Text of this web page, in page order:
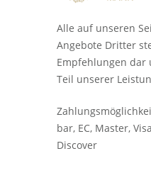
Alle auf unseren
Angebote Dritter
Empfehlungen
Teil unserer
bar, EC, Master,
Discover